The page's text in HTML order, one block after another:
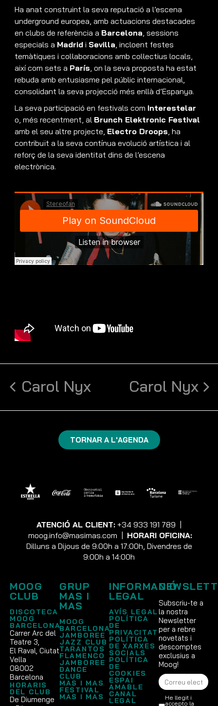
Ha anat construint la seva reputació a l’escena
underground europea, amb actuacions destacades
en clubs de referència a Barcelona, sessions
especials a Madrid i Sevilla, incloent festes
temàtiques i col·laboracions amb col·lectius locals,
així com sets a París, on la seva proposta ha estat
rebuda amb entusiasme pel públic internacional,
consolidant la seva projecció més enllà d’Espanya.
La seva participació en festivals com Interestelar
o, més recentment, al Brunch Elektronic Festival
amb el seu altre projecte, Electro Droops, ha
contribuït a la seva contínua evolució artística i al
reforç de la seva identitat dins de l’escena
electrònica.
Carol Nyx Carol Nyx
TORNAR A L'AGENDA
ATENCIÓ AL CLIENT: +34 933 191 789
moog.info@masimas.com
HORARI OFICINA:
Dilluns a Dijous de 9:00h a 17:00h, Divendres de
9:00h a 14:00h
MOOG
CLUB
DISCOTECA
MOOG
BARCELONA
Carrer Arc del
Teatre 3,
El Raval, Ciutat
Vella
08002
Barcelona
HORARIS
DEL CLUB
De Diumenge
GRUP
MAS I
MAS
MOOG
BARCELONA
JAMBOREE
JAZZ CLUB
TARANTOS
FLAMENCO
JAMBOREE
DANCE
CLUB
MAS I MAS
FESTIVAL
MAS I MAS
INFORMACIÓ
LEGAL
AVÍS LEGAL
POLÍTICA
DE
PRIVACITAT
POLÍTICA
DE XARXES
SOCIALS
POLÍTICA
DE
COOKIES
ESPAI
AMABLE
CANAL
LEGAL
Subscriu-te a
la nostra
Newsletter
per a rebre
novetats i
descomptes
exclusius a
Moog!
He llegit i
accepto la